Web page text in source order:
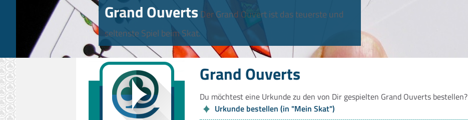
Grand Ouverts Der Grand Ouvert ist das teuerste und
seltenste Spiel beim Skat.
Grand Ouverts
Du möchtest eine Urkunde zu den von Dir gespielten Grand Ouverts bestellen?
Urkunde bestellen (in "Mein Skat")